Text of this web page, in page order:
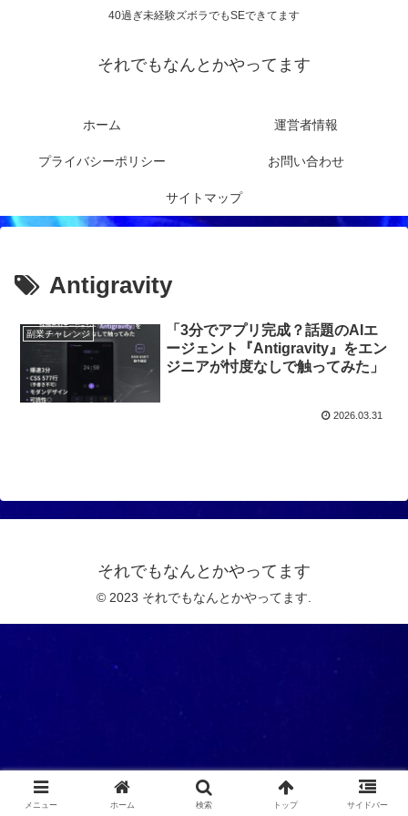
40過ぎ未経験ズボラでもSEできてます
それでもなんとかやってます
ホーム 運営者情報
プライバシーポリシー お問い合わせ
サイトマップ
Antigravity
副業チャレンジ
「3分でアプリ完成？話題のAIエ
ージェント『Antigravity』をエン
ジニアが忖度なしで触ってみた」
2026.03.31
それでもなんとかやってます
© 2023 それでもなんとかやってます.
メニュー ホーム 検索 トップ サイドバー